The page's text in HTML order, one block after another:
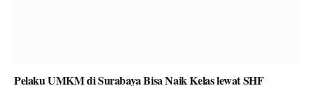
Pelaku UMKM di Surabaya Bisa Naik Kelas lewat SHF